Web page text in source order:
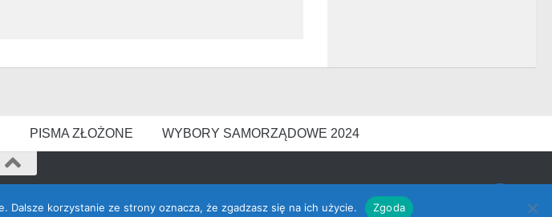
PISMA ZŁOŻONE WYBORY SAMORZĄDOWE 2024
Dalsze korzystanie ze strony oznacza, że zgadzasz się na ich użycie. Zgoda